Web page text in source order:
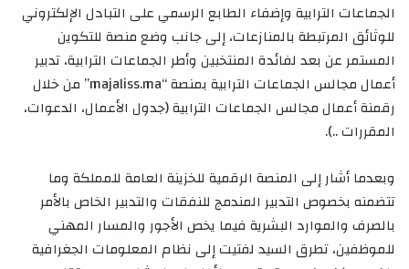
الجماعات الترابية وإضفاء الطابع الرسمي على التبادل الإلكتروني
للوثائق المرتبطة بالمنازعات، إلى جانب وضع منصة للتكوين
المستمر عن بعد لفائدة المنتخبين وأطر الجماعات الترابية، تدبير
أعمال مجالس الجماعات الترابية بمنصة “majaliss.ma‎” من خلال
رقمنة أعمال مجالس الجماعات الترابية (جدول الأعمال، الدعوات،
المقررات ..).
وبعدما أشار إلى المنصة الرقمية للخزينة العامة للمملكة وما
تتضمنه بخصوص التدبير المندمج للنفقات والتدبير الخاص بالأمر
بالصرف والموارد البشرية فيما يخص الأجور والمسار المهني
للموظفين، تطرق السيد لفتيت إلى نظام المعلومات الجغرافية